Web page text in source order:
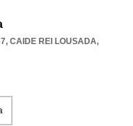
, CAIDE REI LOUSADA,